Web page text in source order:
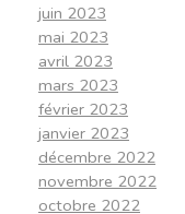
juin 2023
mai 2023
avril 2023
mars 2023
février 2023
janvier 2023
décembre 2022
novembre 2022
octobre 2022